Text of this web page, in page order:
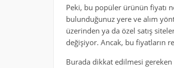
Peki, bu popüler ürünün fiyatı
bulunduğunuz yere ve alım
üzerinden ya da özel satış
değişiyor. Ancak, bu fiyatların
Burada dikkat edilmesi